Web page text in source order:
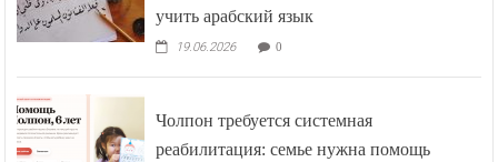
учить арабский язык
19.06.2026 0
Чолпон требуется системная
реабилитация: семье нужна помощь